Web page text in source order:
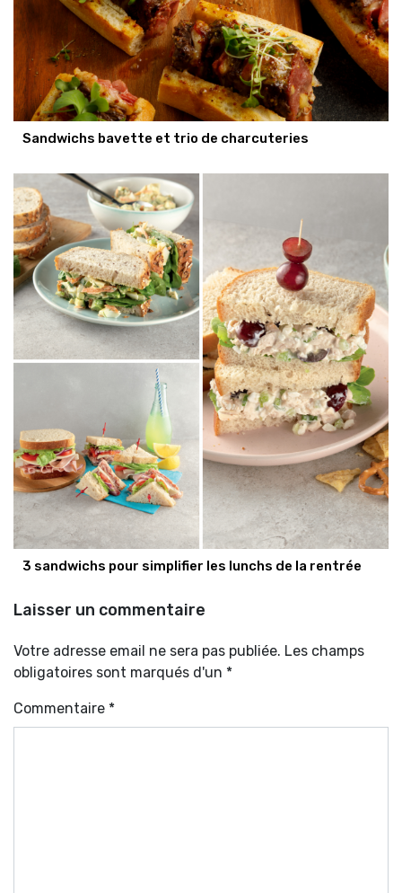
Sandwichs bavette et trio de charcuteries
3 sandwichs pour simplifier les lunchs de la rentrée
Laisser un commentaire
Votre adresse email ne sera pas publiée. Les champs
obligatoires sont marqués d'un *
Commentaire *